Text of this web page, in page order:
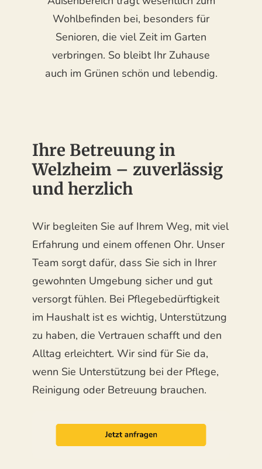
Wohlbefinden bei, besonders für
Senioren, die viel Zeit im Garten
verbringen. So bleibt Ihr Zuhause
auch im Grünen schön und lebendig.
Ihre Betreuung in
Welzheim – zuverlässig
und herzlich
Wir begleiten Sie auf Ihrem Weg, mit viel
Erfahrung und einem offenen Ohr. Unser
Team sorgt dafür, dass Sie sich in Ihrer
gewohnten Umgebung sicher und gut
versorgt fühlen. Bei Pflegebedürftigkeit
im Haushalt ist es wichtig, Unterstützung
zu haben, die Vertrauen schafft und den
Alltag erleichtert. Wir sind für Sie da,
wenn Sie Unterstützung bei der Pflege,
Reinigung oder Betreuung brauchen.